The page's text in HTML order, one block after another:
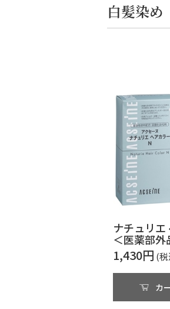
白髪染め
ナチュリエ
＜医薬部外
1,430円
カ